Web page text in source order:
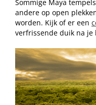
Sommige Maya
andere op open
worden. Kijk of er een
verfrissende duik na je